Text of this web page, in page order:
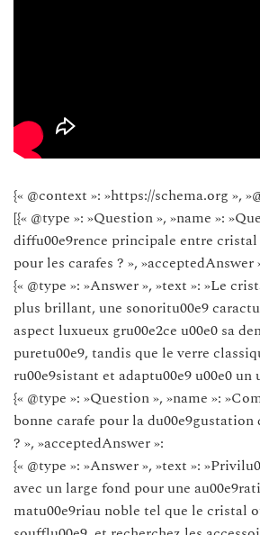
{« @context »: »https://schema.org »,
[{« @type »: »Question », »name »:
diffu00e9rence principale entre
pour les carafes ? », »acceptedAnswer
{« @type »: »Answer », »text »: »Le
plus brillant, une sonoritu00e9
aspect luxueux gru00e2ce u00e0 sa
puretu00e9, tandis que le verre
ru00e9sistant et adaptu00e9 u00e0 un
{« @type »: »Question », »name »:
bonne carafe pour la du00e9gustation
? », »acceptedAnswer »:
{« @type »: »Answer », »text »:
avec un large fond pour une
matu00e9riau noble tel que le cristal